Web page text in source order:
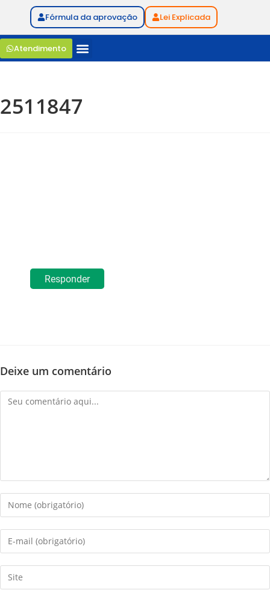
Fórmula da aprovação Lei Explicada
Atendimento
2511847
Responder
Deixe um comentário